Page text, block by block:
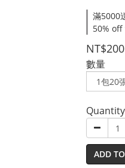
滿5000
50%
NT$200
數量
Quantity
ADD